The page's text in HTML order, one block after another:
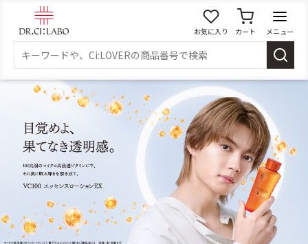
お気に入り カート メニュー
新規会員登録 ログイン
マイページ
スキンケア
商品カテゴリーから探す
メイク落とし 洗顔